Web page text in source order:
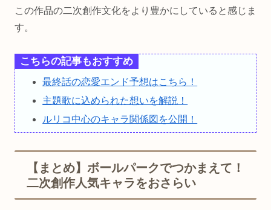
この作品の二次創作文化をより豊かにしていると感じま
す。
こちらの記事もおすすめ
最終話の恋愛エンド予想はこちら！
主題歌に込められた想いを解説！
ルリコ中心のキャラ関係図を公開！
【まとめ】ボールパークでつかまえて！
二次創作人気キャラをおさらい